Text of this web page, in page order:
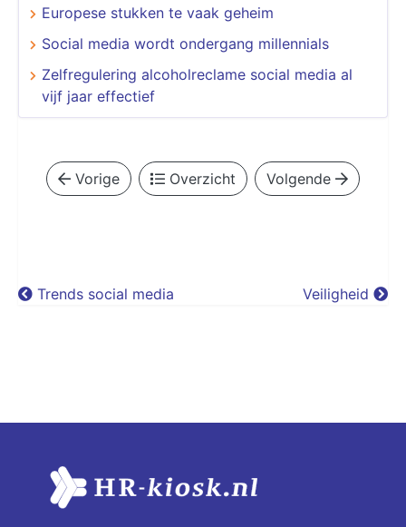
Europese stukken te vaak geheim
Social media wordt ondergang millennials
Zelfregulering alcoholreclame social media al
vijf jaar effectief
Vorige Overzicht Volgende
Trends social media Veiligheid